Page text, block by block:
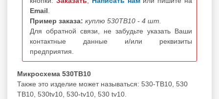
Email
Пример заказа: куплю 530ТВ10 - 4 шт.
Для обратной связи, не забудьте указать Ваши
контактные данные и/или реквизиты
предприятия.
Микросхема 530ТВ10
Также это изделие может называться: 530-ТВ10, 530
ТВ10, 530tv10, 530-tv10, 530 tv10.